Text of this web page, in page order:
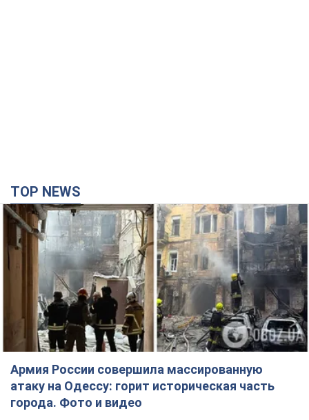
TOP NEWS
Армия России совершила массированную
атаку на Одессу: горит историческая часть
города. Фото и видео